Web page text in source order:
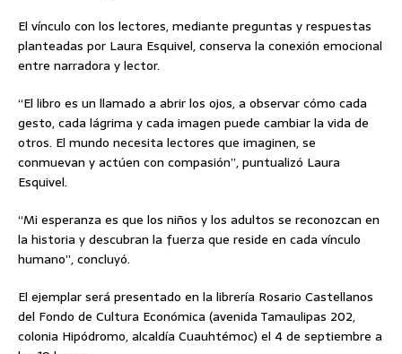
El vínculo con los lectores, mediante preguntas y respuestas
planteadas por Laura Esquivel, conserva la conexión emocional
entre narradora y lector.
“El libro es un llamado a abrir los ojos, a observar cómo cada
gesto, cada lágrima y cada imagen puede cambiar la vida de
otros. El mundo necesita lectores que imaginen, se
conmuevan y actúen con compasión”, puntualizó Laura
Esquivel.
“Mi esperanza es que los niños y los adultos se reconozcan en
la historia y descubran la fuerza que reside en cada vínculo
humano”, concluyó.
El ejemplar será presentado en la librería Rosario Castellanos
del Fondo de Cultura Económica (avenida Tamaulipas 202,
colonia Hipódromo, alcaldía Cuauhtémoc) el 4 de septiembre a